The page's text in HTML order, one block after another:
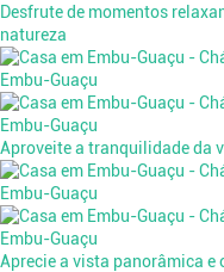
Desfrute de momentos
natureza
Aproveite a tranquilidade da
Aprecie a vista panorâmica e